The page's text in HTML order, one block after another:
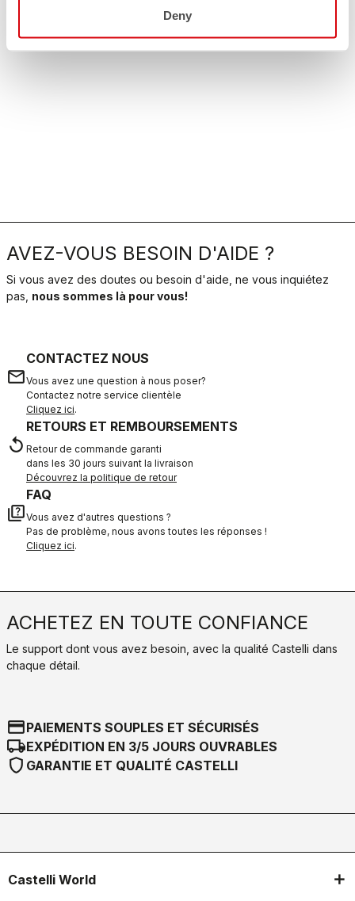
Deny
AVEZ-VOUS BESOIN D'AIDE ?
Si vous avez des doutes ou besoin d'aide, ne vous inquiétez
pas, nous sommes là pour vous!
email
CONTACTEZ NOUS
Vous avez une question à nous poser?
Contactez notre service clientèle
Cliquez ici.
replay
RETOURS ET REMBOURSEMENTS
Retour de commande garanti
dans les 30 jours suivant la livraison
Découvrez la politique de retour
quiz
FAQ
Vous avez d'autres questions ?
Pas de problème, nous avons toutes les réponses !
Cliquez ici.
ACHETEZ EN TOUTE CONFIANCE
Le support dont vous avez besoin, avec la qualité Castelli dans
chaque détail.
credit_cardPAIEMENTS SOUPLES ET SÉCURISÉS
local_shippingEXPÉDITION EN 3/5 JOURS OUVRABLES
shield GARANTIE ET QUALITÉ CASTELLI
Castelli World